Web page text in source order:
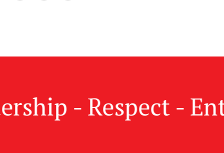
- Respect -